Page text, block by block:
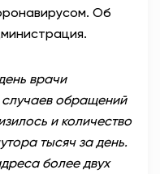
Об
врачи
случаев обращений
и количество
тысяч за день.
более двух